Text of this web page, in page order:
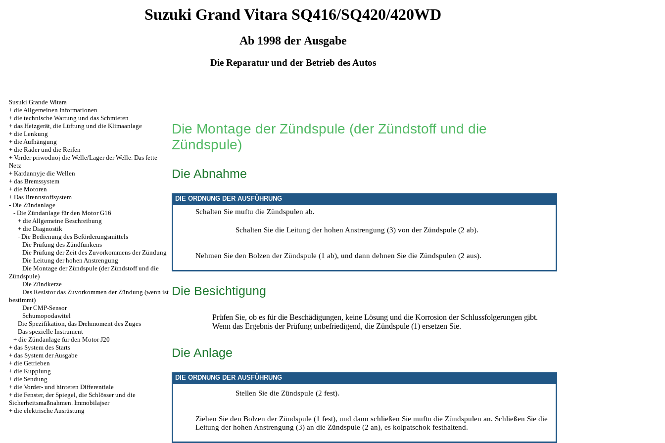
Suzuki Grand Vitara SQ416/SQ420/420WD
Ab 1998 der Ausgabe
Die Reparatur und der Betrieb des Autos
Susuki Grande Witara
+ die Allgemeinen Informationen
+ die technische Wartung und das Schmieren
+ das Heizgerät, die Lüftung und die Klimaanlage
+ die Lenkung
+ die Aufhängung
+ die Räder und die Reifen
+ Vorder priwodnoj die Welle/Lager der Welle. Das fette
Netz
+ Kardannyje die Wellen
+ das Bremssystem
+ die Motoren
+ Das Brennstoffsystem
- Die Zündanlage
- Die Zündanlage für den Motor G16
+ die Allgemeine Beschreibung
+ die Diagnostik
- Die Bedienung des Beförderungsmittels
Die Prüfung des Zündfunkens
Die Prüfung der Zeit des Zuvorkommens der Zündung
Die Leitung der hohen Anstrengung
Die Montage der Zündspule (der Zündstoff und die
Zündspule)
Die Zündkerze
Das Resistor das Zuvorkommen der Zündung (wenn ist
bestimmt)
Der CMP-Sensor
Schumopodawitel
Die Spezifikation, das Drehmoment des Zuges
Das spezielle Instrument
+ die Zündanlage für den Motor J20
+ das System des Starts
+ das System der Ausgabe
+ die Getrieben
+ die Kupplung
+ die Sendung
+ die Vorder- und hinteren Differentiale
+ die Fenster, der Spiegel, die Schlösser und die
Sicherheitsmaßnahmen. Immobilajser
+ die elektrische Ausrüstung
Die Montage der Zündspule (der Zündstoff und die
Zündspule)
Die Abnahme
DIE ORDNUNG DER AUSFÜHRUNG
Schalten Sie muftu die Zündspulen ab.
Schalten Sie die Leitung der hohen Anstrengung (3) von der Zündspule (2 ab).
Nehmen Sie den Bolzen der Zündspule (1 ab), und dann dehnen Sie die Zündspulen (2 aus).
Die Besichtigung
Prüfen Sie, ob es für die Beschädigungen, keine Lösung und die Korrosion der Schlussfolgerungen gibt.
Wenn das Ergebnis der Prüfung unbefriedigend, die Zündspule (1) ersetzen Sie.
Die Anlage
DIE ORDNUNG DER AUSFÜHRUNG
Stellen Sie die Zündspule (2 fest).
Ziehen Sie den Bolzen der Zündspule (1 fest), und dann schließen Sie muftu die Zündspulen an. Schließen Sie die
Leitung der hohen Anstrengung (3) an die Zündspule (2 an), es kolpatschok festhaltend.